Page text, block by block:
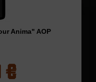
Anima" AOP
€